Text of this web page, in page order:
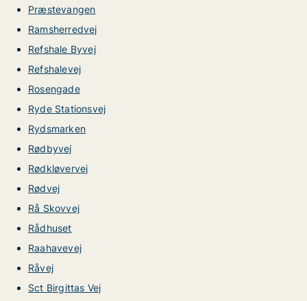
Præstevangen
Ramsherredvej
Refshale Byvej
Refshalevej
Rosengade
Ryde Stationsvej
Rydsmarken
Rødbyvej
Rødkløvervej
Rødvej
Rå Skovvej
Rådhuset
Raahavevej
Råvej
Sct Birgittas Vej